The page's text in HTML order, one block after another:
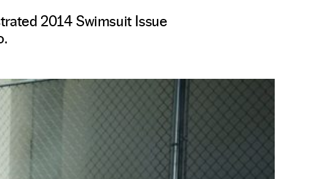
2014 Swimsuit Issue